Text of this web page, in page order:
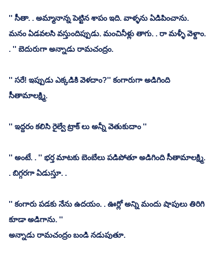
'' సీతా. . అమ్మానాన్న పెట్టిన శాపం ఇది. వాళ్ళను ఏడిపించాను.
మనం ఏడవలసి వస్తుందిప్పుడు. మంచినీళ్లు తాగు. . రా మళ్ళీ వెళ్దాం.
. '' బెదురుగా అన్నాడు రామచంద్రం.
'' సరే! ఇప్పుడు ఎక్కడికి వెళదాం?'' కంగారుగా అడిగింది
సీతామాలక్ష్మి.
'' ఇద్దరం కలిసి రైల్వే ట్రాక్ లు అన్నీ వెతుకుదాం ''
'' అంటే. . '' భర్త మాటకు బెంబేలు పడిపోతూ అడిగింది సీతామాలక్ష్మి.
. బిగ్గరగా ఏడుస్తూ. .
'' కంగారు పడకు నేను ఉదయం. . ఊర్లో అన్ని మందు షాపులు తిరిగి
కూడా అడిగాను. ''
అన్నాడు రామచంద్రం బండి నడుపుతూ.